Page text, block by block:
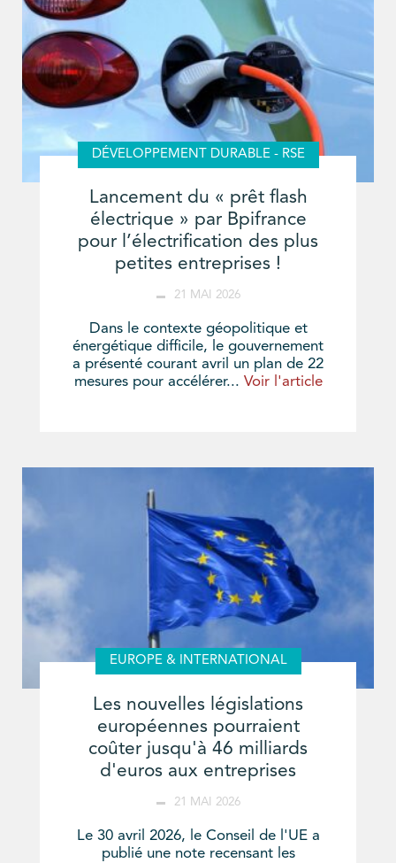
DÉVELOPPEMENT DURABLE - RSE
Lancement du « prêt flash
électrique » par Bpifrance
pour l’électrification des plus
petites entreprises !
21 MAI 2026
Dans le contexte géopolitique et
énergétique difficile, le gouvernement
a présenté courant avril un plan de 22
mesures pour accélérer... Voir l'article
EUROPE & INTERNATIONAL
Les nouvelles législations
européennes pourraient
coûter jusqu'à 46 milliards
d'euros aux entreprises
21 MAI 2026
Le 30 avril 2026, le Conseil de l'UE a
publié une note recensant les